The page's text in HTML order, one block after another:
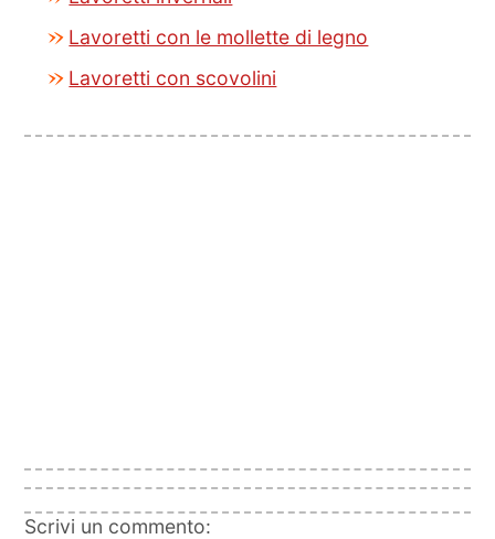
Lavoretti con le mollette di legno
Lavoretti con scovolini
Scrivi un commento: